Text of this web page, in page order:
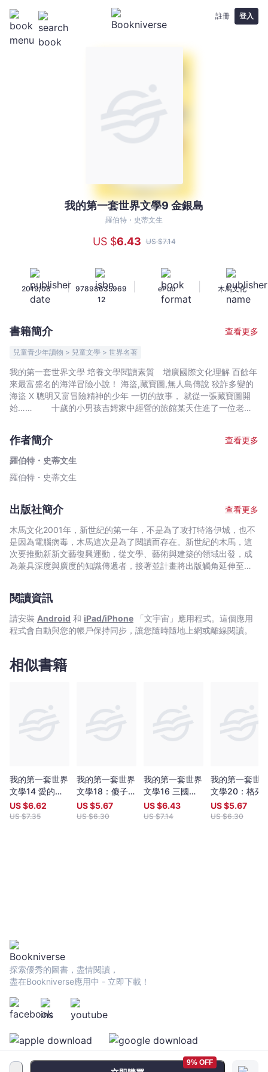
註冊 登入
9
金
島
-
羅
特・
蒂
文
-
宇
宙
｜
我的第一套世界文學9 金銀島
羅伯特・史蒂文生
US $6.43 US $7.14
2019/08 |
97898635969
12
ePub 木馬文化
書籍簡介 查看更多
兒童青少年讀物 > 兒童文學 > 世界名著
我的第一套世界文學 培養文學閱讀素質 增廣國際文化理解 百餘年
來最富盛名的海洋冒險小說！ 海盜,藏寶圖,無人島傳說 狡詐多變的
海盜 X 聰明又富冒險精神的少年 一切的故事， 就從一張藏寶圖開
始…… 十歲的小男孩吉姆家中經營的旅館某天住進了一位老船
進，吉姆在與他信任的醫生,地主先生等大人商量之後，決定要一同
出海，到傳說中的「金銀島」尋寶去！ 日本圖書館協會,日本兒童圖
書出版協會,日本全國學校圖書館協議會 共同推薦優良讀物 本書特
色 ★日本百年出版社講談社最權威企劃，各類型世界文學
最適合國小中高年級生的中文讀本。 ★隨書附閱讀學習單，訓
練理解與統整資訊的能力。 ★提升語文能力,故事力,理解力,思
辨力,感知與審美力。
作者簡介
查看更多
羅伯特・史蒂文生
羅伯特・史蒂文生
出版社簡介
查看更多
木馬文化2001年，新世紀的第一年，不是為了攻打特洛伊城，也不
是因為電腦病毒，木馬這次是為了閱讀而存在。新世紀的木馬，這
次要推動新新文藝復興運動，從文學、藝術與建築的領域出發，成
為兼具深度與廣度的知識傳遞者，接著並計畫將出版觸角延伸至百
閱讀資訊
請安裝 Android 和 iPad/iPhone 「文宇宙」應用程式。這個應用
程式會自動與您的帳戶保持同步，讓您隨時隨地上網或離線閱讀。
相似書籍
我的第一套世界
文學14 愛的教
育
US $6.62
US $7.35
我的第一套世界
文學18：傻子伊
凡
US $5.67
US $6.30
我的第一套世界
文學16 三國演
義
US $6.43
US $7.14
我的第一套世
文學20：格列
佛遊記（全新
頁增量版）
US $5.67
US $6.30
9% OFF
探索優秀的圖書，盡情閱讀，
盡在Bookniverse應用中 - 立即下載！